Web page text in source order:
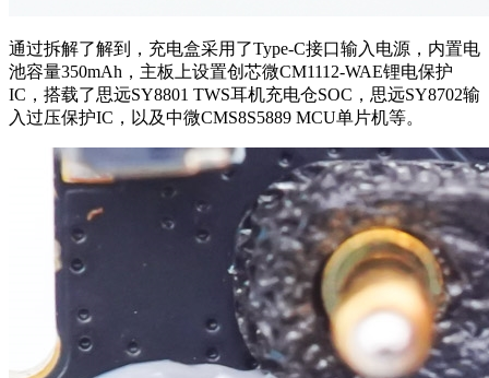
通过拆解了解到，充电盒采用了Type-C接口输入电源，内置电
池容量350mAh，主板上设置创芯微CM1112-WAE锂电保护
IC，搭载了思远SY8801 TWS耳机充电仓SOC，思远SY8702输
入过压保护IC，以及中微CMS8S5889 MCU单片机等。